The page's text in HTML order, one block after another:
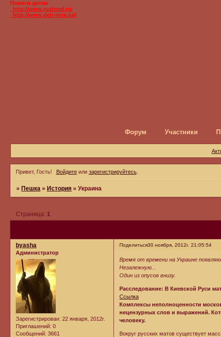
Помоги детям
_http://www.rusfond.ru/
_http://www.deti-mira.ru//
Форум Участники
Привет, Гость! Войдитеили зарегистрируйтесь.
» Пешка » История »Украина
Страница: 1
Поделиться30 ноября, 2012г. 21:05:54
byasha
Администратор
Зарегистрирован: 22 января, 2012г.
Приглашений: 0
Сообщений: 3661
Время от времени на Украине
Незалежную...
Один из опусов внизу.
Расследование: В Киевской Руси
Ссылка
Комплексы неполноценности
нецензурных слов и выражений.
человеку.
Вокруг русских матов существует